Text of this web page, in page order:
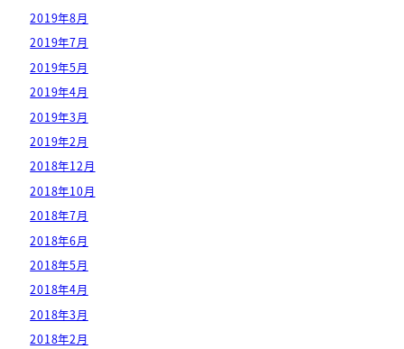
2019年8月
2019年7月
2019年5月
2019年4月
2019年3月
2019年2月
2018年12月
2018年10月
2018年7月
2018年6月
2018年5月
2018年4月
2018年3月
2018年2月